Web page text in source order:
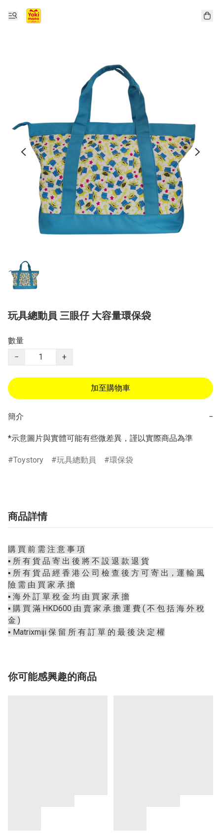
玩具總動員 三眼仔 大容量環保袋
數量
−
+
加至購物車
簡介 −
*示意圖片與實體可能有些微差異，謹以實際商品為準
Toystory 玩具總動員 環保袋
商品詳情
購 買 前 需 注 意 事 項
▪️ 所 有 貨 品 寄 出 後 將 不 設 退 款 退 貨
▪️ 所 有 貨 品 經 香 港 公 司 檢 查 後 方 可 寄 出，運 輸 風
險 需 由 買 家 承 擔
▪️ 海 外 訂 單 稅 金 均 由 買 家 承 擔
▪️ 購 買 滿 HKD600 由 賣 家 承 擔 運 費 ( 不 包 括 海 外 稅
金 )
▪️ Matrixmiji 保 留 所 有 訂 單 的 最 後 決 定 權
你可能感興趣的商品